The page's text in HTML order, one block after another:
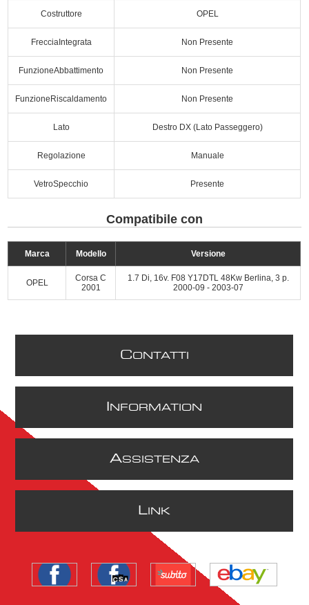
Costruttore OPEL
FrecciaIntegrata Non Presente
FunzioneAbbattimento Non Presente
FunzioneRiscaldamento Non Presente
Lato Destro DX (Lato Passeggero)
Regolazione Manuale
VetroSpecchio Presente
Compatibile con
Marca Modello Versione
OPEL
Corsa C
2001
1.7 Di, 16v. F08 Y17DTL 48Kw Berlina, 3 p.
2000-09 - 2003-07
CONTATTI
NFORMATION
ASSISTENZA
L INK